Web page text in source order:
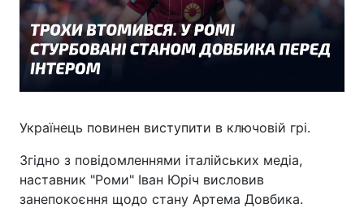
Українець повинен виступити в ключовій грі.
Згідно з повідомленнями італійських медіа,
наставник "Роми" Іван Юріч висловив
занепокоєння щодо стану Артема Довбика.